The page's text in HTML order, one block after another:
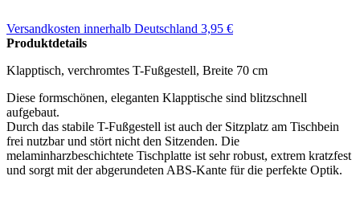
Versandkosten innerhalb Deutschland 3,95 €
Produktdetails
Klapptisch, verchromtes T-Fußgestell, Breite 70 cm
Diese formschönen, eleganten Klapptische sind blitzschnell
aufgebaut.
Durch das stabile T-Fußgestell ist auch der Sitzplatz am Tischbein
frei nutzbar und stört nicht den Sitzenden. Die
melaminharzbeschichtete Tischplatte ist sehr robust, extrem kratzfest
und sorgt mit der abgerundeten ABS-Kante für die perfekte Optik.